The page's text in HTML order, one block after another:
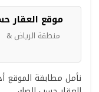
موقع العقار
منطقة الرياض &
نأمل مطابقة الموقع